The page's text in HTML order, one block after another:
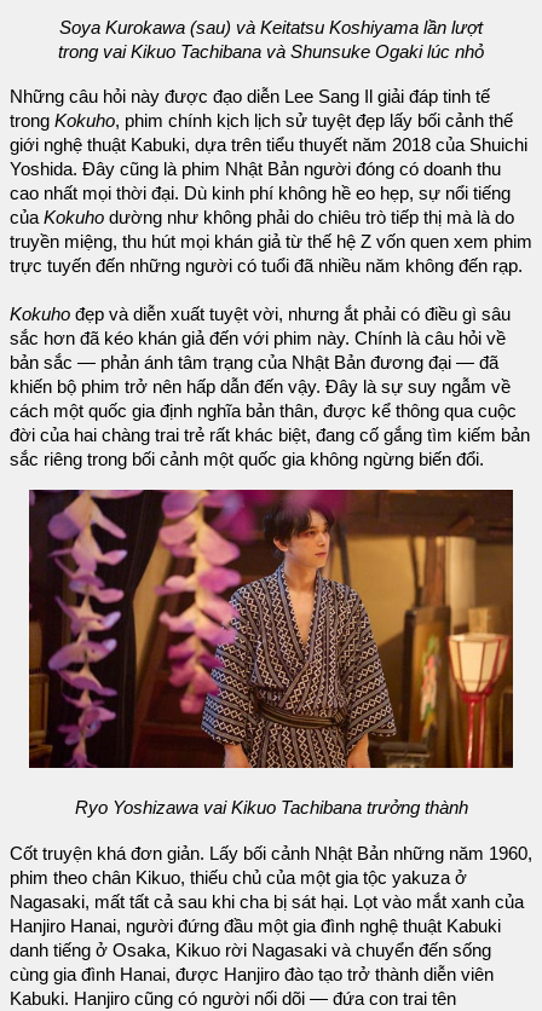
Soya Kurokawa (sau) và Keitatsu Koshiyama lần lượt
trong vai Kikuo Tachibana và Shunsuke Ogaki lúc nhỏ
Những câu hỏi này được đạo diễn Lee Sang Il giải đáp tinh tế
trong Kokuho, phim chính kịch lịch sử tuyệt đẹp lấy bối cảnh thế
giới nghệ thuật Kabuki, dựa trên tiểu thuyết năm 2018 của Shuichi
Yoshida. Đây cũng là phim Nhật Bản người đóng có doanh thu
cao nhất mọi thời đại. Dù kinh phí không hề eo hẹp, sự nổi tiếng
củaKokuho dường như không phải do chiêu trò tiếp thị mà là do
truyền miệng, thu hút mọi khán giả từ thế hệ Z vốn quen xem phim
trực tuyến đến những người có tuổi đã nhiều năm không đến rạp.
Kokuho đẹp và diễn xuất tuyệt vời, nhưng ắt phải có điều gì sâu
sắc hơn đã kéo khán giả đến với phim này. Chính là câu hỏi về
bản sắc — phản ánh tâm trạng của Nhật Bản đương đại — đã
khiến bộ phim trở nên hấp dẫn đến vậy. Đây là sự suy ngẫm về
cách một quốc gia định nghĩa bản thân, được kể thông qua cuộc
đời của hai chàng trai trẻ rất khác biệt, đang cố gắng tìm kiếm bản
sắc riêng trong bối cảnh một quốc gia không ngừng biến đổi.
Ryo Yoshizawa vai Kikuo Tachibana trưởng thành
Cốt truyện khá đơn giản. Lấy bối cảnh Nhật Bản những năm 1960,
phim theo chân Kikuo, thiếu chủ của một gia tộc yakuza ở
Nagasaki, mất tất cả sau khi cha bị sát hại. Lọt vào mắt xanh của
Hanjiro Hanai, người đứng đầu một gia đình nghệ thuật Kabuki
danh tiếng ở Osaka, Kikuo rời Nagasaki và chuyển đến sống
cùng gia đình Hanai, được Hanjiro đào tạo trở thành diễn viên
Kabuki. Hanjiro cũng có người nối dõi — đứa con trai tên